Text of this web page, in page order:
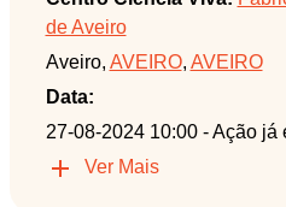
de Aveiro
Aveiro, AVEIRO, AVEIRO
Data:
27-08-2024 10:00 - Ação já
Ver Mais